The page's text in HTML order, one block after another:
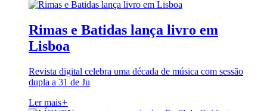
Rimas e Batidas lança livro em
Lisboa
Revista digital celebra uma década de música com sessão
dupla a 31 de Ju
Ler mais+